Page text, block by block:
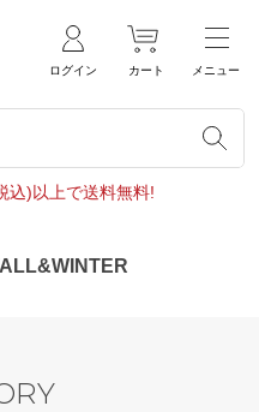
ログイン カート メニュー
込)以上で送料無料!